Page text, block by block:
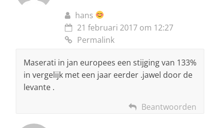
hans
21 februari 2017 om 12:27
Permalink
Maserati in jan europees een stijging van 133%
in vergelijk met een jaar eerder .jawel door de
levante .
Beantwoorden